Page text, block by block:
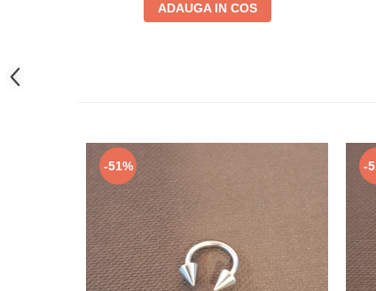
ADAUGA IN COS
-51% -